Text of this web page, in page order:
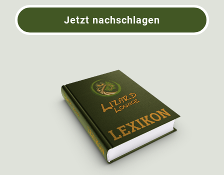
Jetzt nachschlagen